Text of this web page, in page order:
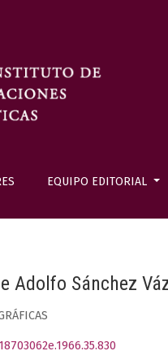
EQUIPO EDITORIAL
Adolfo Sánchez